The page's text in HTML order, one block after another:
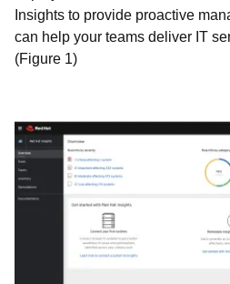
Insights to provide proactive
can help your teams deliver IT
(Figure 1)